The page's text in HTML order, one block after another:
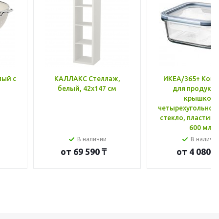
с
КАЛЛАКС Стеллаж,
белый, 42x147 см
В наличии
от 69 590 ₸
ИКЕА/365+
для
крышкой,
стекло, пластик
600 мл
В
от 4 080 ₸